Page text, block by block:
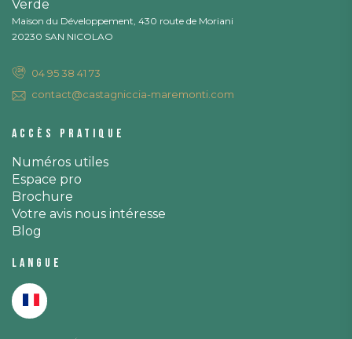
Verde
Maison du Développement, 430 route de Moriani
20230 SAN NICOLAO
04 95 38 41 73
contact@castagniccia-maremonti.com
Accès pratique
Numéros utiles
Espace pro
Brochure
Votre avis nous intéresse
Blog
Langue